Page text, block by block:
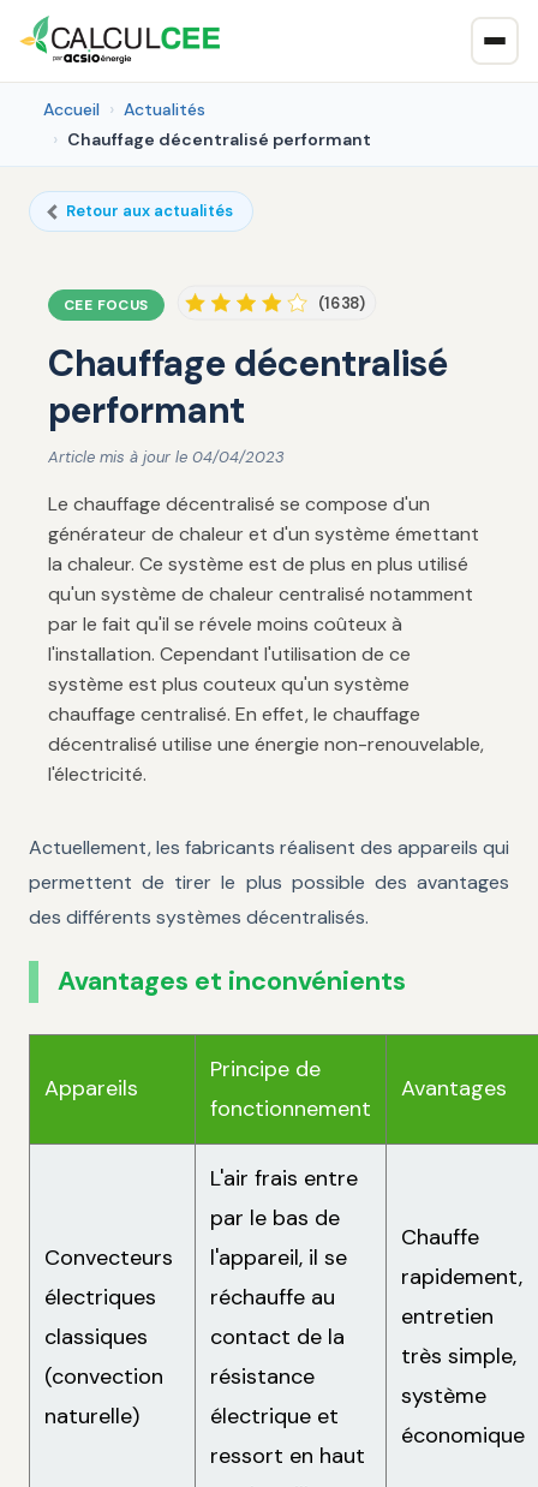
Accueil
Actualités
Chauffage décentralisé performant
Retour aux actualités
CEE FOCUS (1638)
Chauffage décentralisé
performant
Article mis à jour le 04/04/2023
Le chauffage décentralisé se compose d'un
générateur de chaleur et d'un système émettant
la chaleur. Ce système est de plus en plus utilisé
qu'un système de chaleur centralisé notamment
par le fait qu'il se révele moins coûteux à
l'installation. Cependant l'utilisation de ce
système est plus couteux qu'un système
chauffage centralisé. En effet, le chauffage
décentralisé utilise une énergie non-renouvelable,
l'électricité.
Actuellement, les fabricants réalisent des appareils qui
permettent de tirer le plus possible des avantages
des différents systèmes décentralisés.
Avantages et inconvénients
Appareils
Principe de
fonctionnement
Avantages
Convecteurs
électriques
classiques
(convection
naturelle)
L'air frais entre
par le bas de
l'appareil, il se
réchauffe au
contact de la
résistance
électrique et
ressort en haut
Chauffe
rapidement,
entretien
très simple,
système
économique